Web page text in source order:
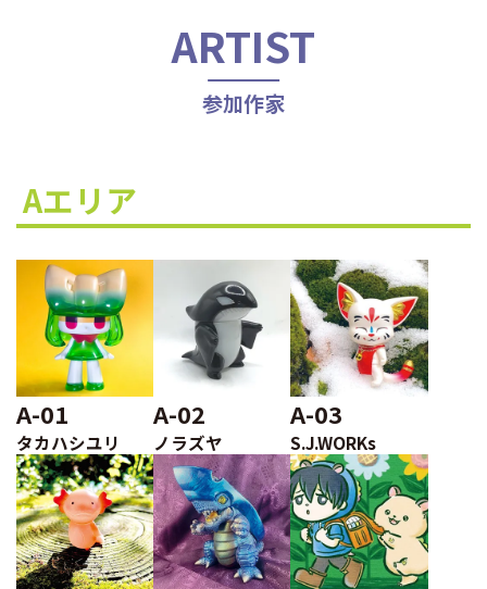
ARTIST
参加作家
Aエリア
A-01
タカハシユリ
A-02
ノラズヤ
A-03
S.J.WORKs